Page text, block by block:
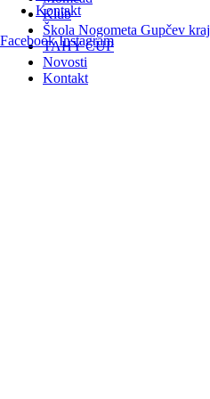
Kontakt
Facebook Instagram
Klub
Škola Nogometa Gupčev kraj
TAHY CUP
Novosti
Kontakt